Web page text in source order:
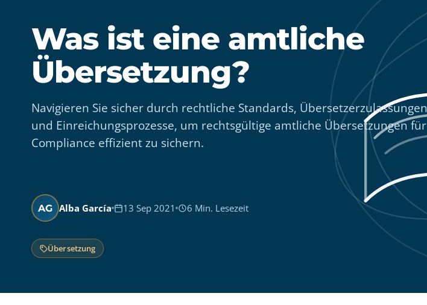
Was ist eine amtliche
Übersetzung?
Navigieren Sie sicher durch rechtliche Standards, Übersetzerzulassungen
und Einreichungsprozesse, um rechtsgültige amtliche Übersetzungen für
Compliance effizient zu sichern.
AG Alba García 13 Sep 2021 6 Min. Lesezeit
Übersetzung